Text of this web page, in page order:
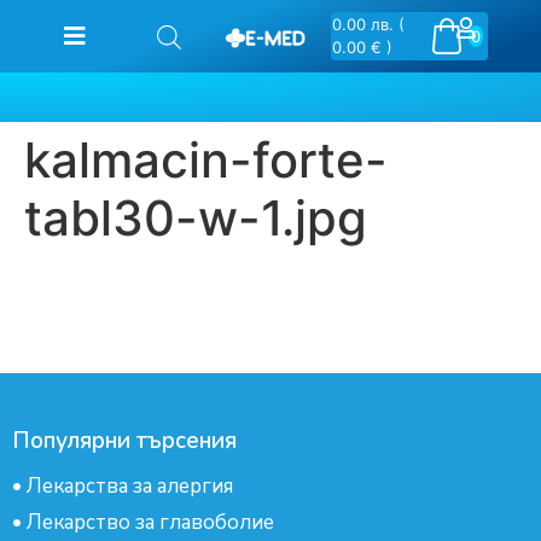
0
0.00 лв. (
0.00 € )
kalmacin-forte-
tabl30-w-1.jpg
Популярни търсения
• Лекарства за алергия
• Лекарство за главоболие